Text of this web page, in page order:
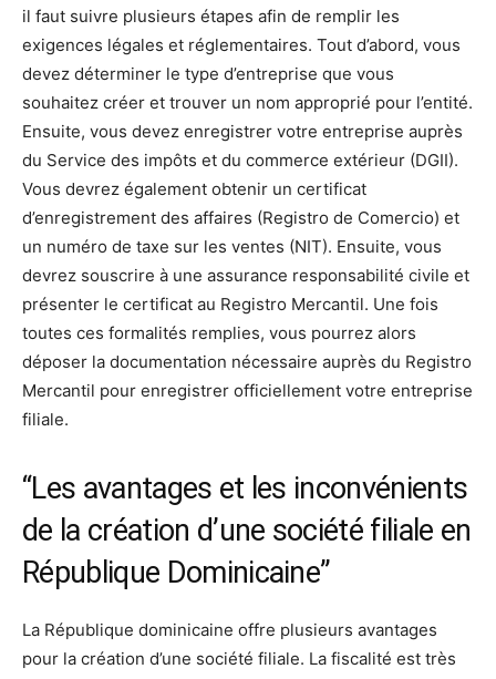
il faut suivre plusieurs étapes afin de remplir les
exigences légales et réglementaires. Tout d’abord, vous
devez déterminer le type d’entreprise que vous
souhaitez créer et trouver un nom approprié pour l’entité.
Ensuite, vous devez enregistrer votre entreprise auprès
du Service des impôts et du commerce extérieur (DGII).
Vous devrez également obtenir un certificat
d’enregistrement des affaires (Registro de Comercio) et
un numéro de taxe sur les ventes (NIT). Ensuite, vous
devrez souscrire à une assurance responsabilité civile et
présenter le certificat au Registro Mercantil. Une fois
toutes ces formalités remplies, vous pourrez alors
déposer la documentation nécessaire auprès du Registro
Mercantil pour enregistrer officiellement votre entreprise
filiale.
“Les avantages et les inconvénients
de la création d’une société filiale en
République Dominicaine”
La République dominicaine offre plusieurs avantages
pour la création d’une société filiale. La fiscalité est très